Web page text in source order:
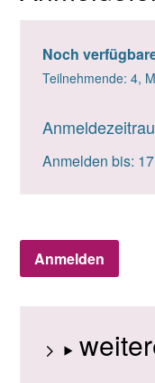
Noch
Teilnehmende: 4,
Anmelden bis:
Anmelden